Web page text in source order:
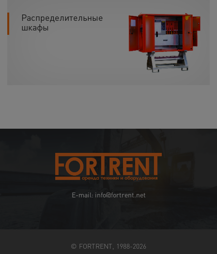
Распределительные
шкафы
E-mail: info@fortrent.net
© FORTRENT, 1988-2026